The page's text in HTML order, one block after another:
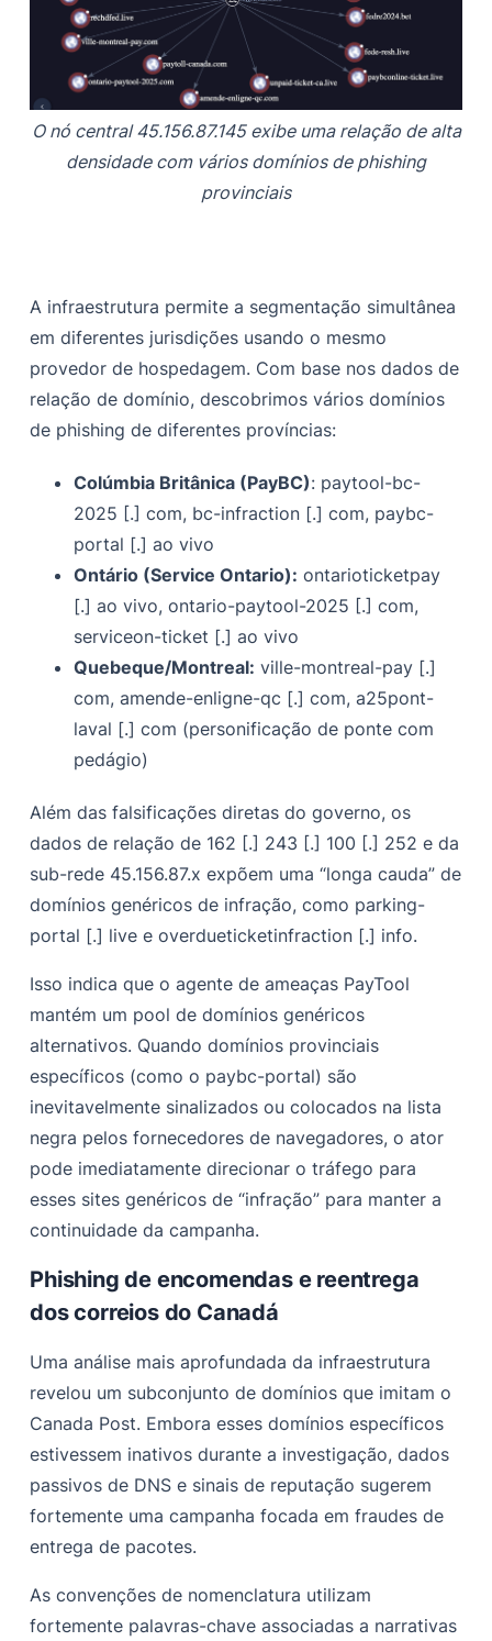
O nó central 45.156.87.145 exibe uma relação de alta
densidade com vários domínios de phishing
provinciais
A infraestrutura permite a segmentação simultânea
em diferentes jurisdições usando o mesmo
provedor de hospedagem. Com base nos dados de
relação de domínio, descobrimos vários domínios
de phishing de diferentes províncias:
Colúmbia Britânica (PayBC): paytool-bc-
2025 [.] com, bc-infraction [.] com, paybc-
portal [.] ao vivo
Ontário (Service Ontario): ontarioticketpay
[.] ao vivo, ontario-paytool-2025 [.] com,
serviceon-ticket [.] ao vivo
Quebeque/Montreal: ville-montreal-pay [.]
com, amende-enligne-qc [.] com, a25pont-
laval [.] com (personificação de ponte com
pedágio)
Além das falsificações diretas do governo, os
dados de relação de 162 [.] 243 [.] 100 [.] 252 e da
sub-rede 45.156.87.x expõem uma “longa cauda” de
domínios genéricos de infração, como parking-
portal [.] live e overdueticketinfraction [.] info.
Isso indica que o agente de ameaças PayTool
mantém um pool de domínios genéricos
alternativos. Quando domínios provinciais
específicos (como o paybc-portal) são
inevitavelmente sinalizados ou colocados na lista
negra pelos fornecedores de navegadores, o ator
pode imediatamente direcionar o tráfego para
esses sites genéricos de “infração” para manter a
continuidade da campanha.
Phishing de encomendas e reentrega
dos correios do Canadá
Uma análise mais aprofundada da infraestrutura
revelou um subconjunto de domínios que imitam o
Canada Post. Embora esses domínios específicos
estivessem inativos durante a investigação, dados
passivos de DNS e sinais de reputação sugerem
fortemente uma campanha focada em fraudes de
entrega de pacotes.
As convenções de nomenclatura utilizam
fortemente palavras-chave associadas a narrativas